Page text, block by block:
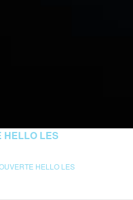
HELLO LES
HELLO LES